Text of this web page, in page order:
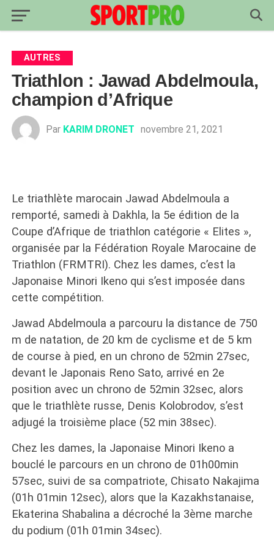
AUTRES
Triathlon : Jawad Abdelmoula,
champion d’Afrique
Par KARIM DRONET novembre 21, 2021
Le triathlète marocain Jawad Abdelmoula a
remporté, samedi à Dakhla, la 5e édition de la
Coupe d’Afrique de triathlon catégorie « Elites »,
organisée par la Fédération Royale Marocaine de
Triathlon (FRMTRI). Chez les dames, c’est la
Japonaise Minori Ikeno qui s’est imposée dans
cette compétition.
Jawad Abdelmoula a parcouru la distance de 750
m de natation, de 20 km de cyclisme et de 5 km
de course à pied, en un chrono de 52min 27sec,
devant le Japonais Reno Sato, arrivé en 2e
position avec un chrono de 52min 32sec, alors
que le triathlète russe, Denis Kolobrodov, s’est
adjugé la troisième place (52 min 38sec).
Chez les dames, la Japonaise Minori Ikeno a
bouclé le parcours en un chrono de 01h00min
57sec, suivi de sa compatriote, Chisato Nakajima
(01h 01min 12sec), alors que la Kazakhstanaise,
Ekaterina Shabalina a décroché la 3ème marche
du podium (01h 01min 34sec).